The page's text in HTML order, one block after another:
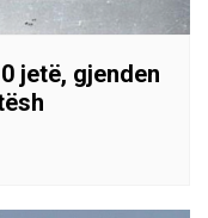
jetë, gjenden